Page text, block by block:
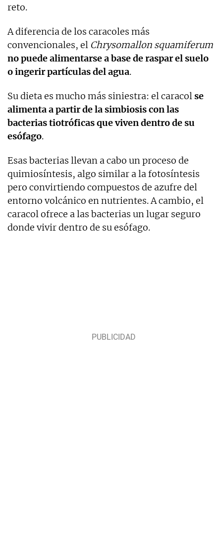
reto.
A diferencia de los caracoles más
convencionales, el Chrysomallon squamiferum
no puede alimentarse a base de raspar el suelo
o ingerir partículas del agua.
Su dieta es mucho más siniestra: el caracolse
alimenta a partir de la simbiosis con las
bacterias tiotróficas que viven dentro de su
esófago.
Esas bacterias llevan a cabo un proceso de
quimiosíntesis, algo similar a la fotosíntesis
pero convirtiendo compuestos de azufre del
entorno volcánico en nutrientes. A cambio, el
caracol ofrece a las bacterias un lugar seguro
donde vivir dentro de su esófago.